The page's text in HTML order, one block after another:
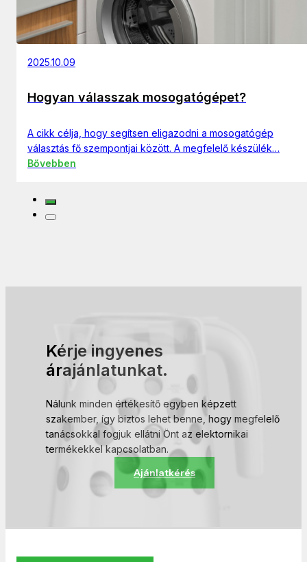
2025.10.09
Hogyan válasszak mosogatógépet?
A cikk célja, hogy segítsen eligazodni a mosogatógép
választás fő szempontjai között. A megfelelő készülék…
Bővebben
Kérje ingyenes
árajánlatunkat.
Nálunk minden értékesítő egyben képzett
szakember, így biztos lehet benne, hogy megfelelő
tanácsokkal fogjuk ellátni Önt az elektornikai
termékekkel kapcsolatban.
Ajánlatkérés